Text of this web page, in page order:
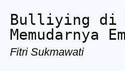
Bulliying di
Memudarnya
Fitri Sukmawati